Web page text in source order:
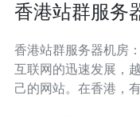
香港站群服务
香港站群服务器机房：
互联网的迅速发展，
己的网站。在香港，